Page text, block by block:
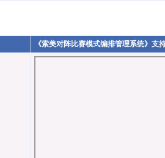
《索美对阵比赛模式编排管理系统》支